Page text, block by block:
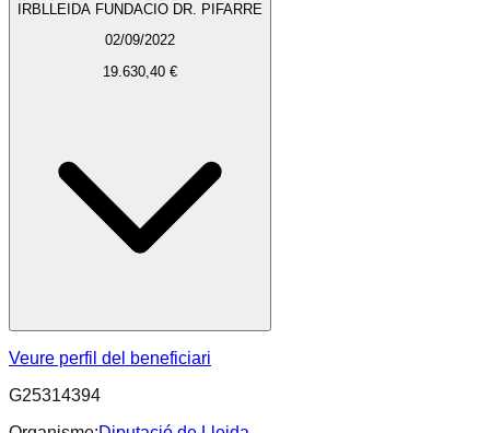
IRBLLEIDA FUNDACIO DR. PIFARRE
02/09/2022
19.630,40 €
Veure perfil del beneficiari
G25314394